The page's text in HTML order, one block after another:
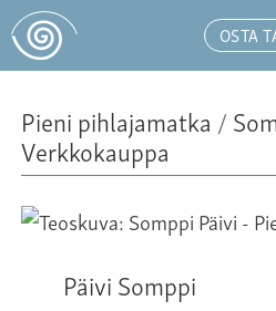
OSTA
Pieni pihlajamatka /
Verkkokauppa
Päivi Somppi